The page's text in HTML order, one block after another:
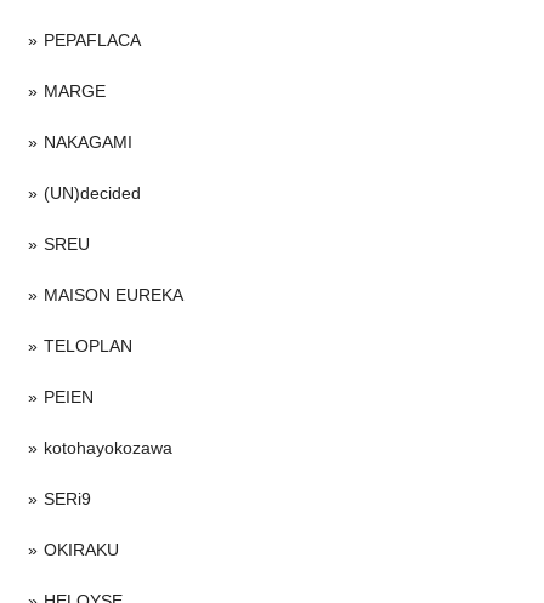
PEPAFLACA
MARGE
NAKAGAMI
(UN)decided
SREU
MAISON EUREKA
TELOPLAN
PEIEN
kotohayokozawa
SERi9
OKIRAKU